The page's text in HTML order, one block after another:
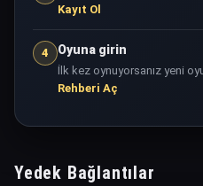
Kayıt Ol
4 Oyuna girin
İlk kez oynuyorsanız yeni
Rehberi Aç
Yedek Bağlantılar